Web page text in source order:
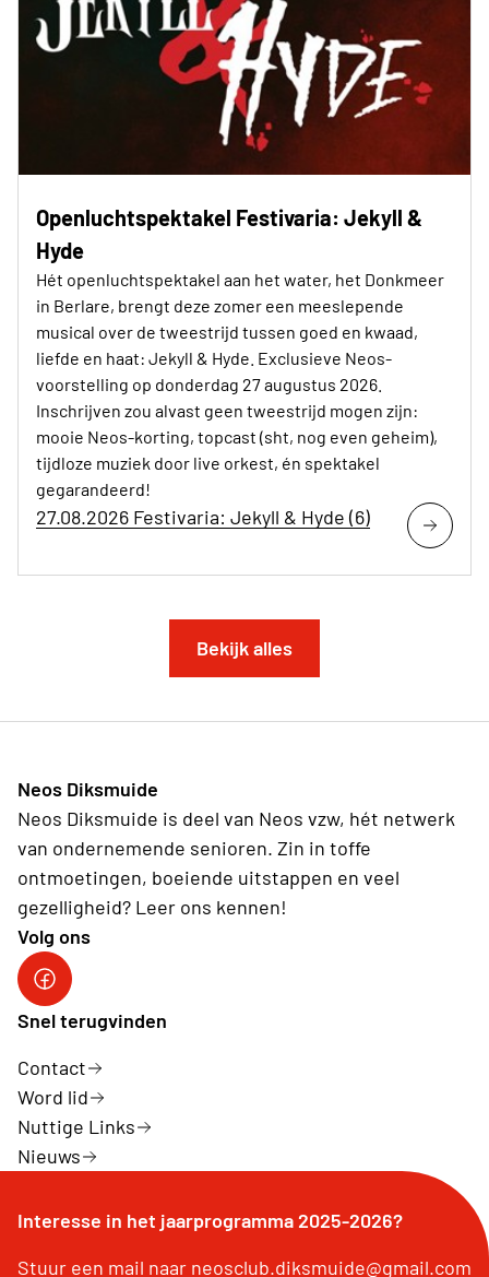
Openluchtspektakel Festivaria: Jekyll &
Hyde
Hét openluchtspektakel aan het water, het Donkmeer
in Berlare, brengt deze zomer een meeslepende
musical over de tweestrijd tussen goed en kwaad,
liefde en haat: Jekyll & Hyde. Exclusieve Neos-
voorstelling op donderdag 27 augustus 2026.
Inschrijven zou alvast geen tweestrijd mogen zijn:
mooie Neos-korting, topcast (sht, nog even geheim),
tijdloze muziek door live orkest, én spektakel
gegarandeerd!
27.08.2026 Festivaria: Jekyll & Hyde (6)
Bekijk alles
Neos Diksmuide
Neos Diksmuide is deel van Neos vzw, hét netwerk
van ondernemende senioren. Zin in toffe
ontmoetingen, boeiende uitstappen en veel
gezelligheid? Leer ons kennen!
Volg ons
Neos DiNA
Snel terugvinden
Contact
Word lid
Nuttige Links
Nieuws
Interesse in het jaarprogramma 2025-2026?
Stuur een mail naar neosclub.diksmuide@gmail.com